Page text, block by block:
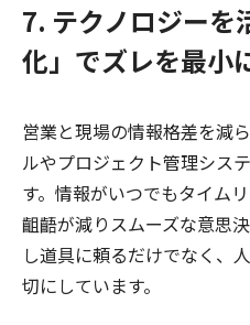
7. テクノロジーを
化」でズレを最小
営業と現場の情報格差を減
ルやプロジェクト管理シス
す。情報がいつでもタイム
齟齬が減りスムーズな意思
し道具に頼るだけでなく、
切にしています。